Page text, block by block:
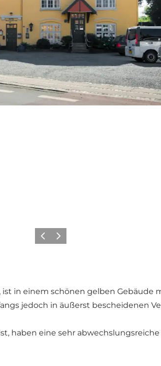
Vorherige Folie
Nächste Folie
in einem schönen gelben
jedoch in äußerst bescheidenen
haben eine sehr